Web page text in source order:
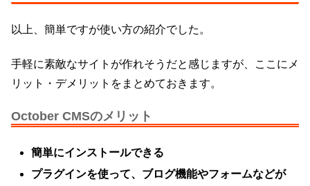
以上、簡単ですが使い方の紹介でした。
手軽に素敵なサイトが作れそうだと感じますが、ここにメ
リット・デメリットをまとめておきます。
October CMSのメリット
簡単にインストールできる
プラグインを使って、ブログ機能やフォームなどが